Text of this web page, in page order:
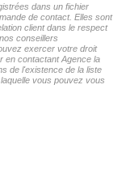
dans un fichier
de contact. Elles sont
client dans le respect
conseillers
exercer votre droit
en contactant Agence la
de l'existence de la liste
vous pouvez vous